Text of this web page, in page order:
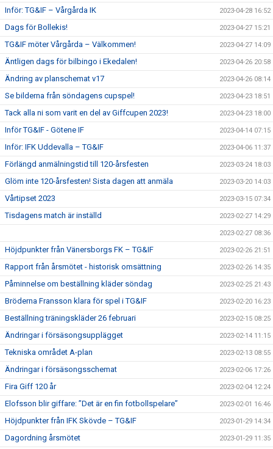
Inför: TG&IF – Vårgårda IK 2023-04-28 16:52
Dags för Bollekis! 2023-04-27 15:21
TG&IF möter Vårgårda – Välkommen! 2023-04-27 14:09
Äntligen dags för bilbingo i Ekedalen! 2023-04-26 20:58
Ändring av planschemat v17 2023-04-26 08:14
Se bilderna från söndagens cupspel! 2023-04-23 18:51
Tack alla ni som varit en del av Giffcupen 2023! 2023-04-23 18:00
Inför TG&IF - Götene IF 2023-04-14 07:15
Inför: IFK Uddevalla – TG&IF 2023-04-06 11:37
Förlängd anmälningstid till 120-årsfesten 2023-03-24 18:03
Glöm inte 120-årsfesten! Sista dagen att anmäla 2023-03-20 14:03
Vårtipset 2023 2023-03-15 07:34
Tisdagens match är inställd 2023-02-27 14:29
2023-02-27 08:36
Höjdpunkter från Vänersborgs FK – TG&IF 2023-02-26 21:51
Rapport från årsmötet - historisk omsättning 2023-02-26 14:35
Påminnelse om beställning kläder söndag 2023-02-25 21:43
Bröderna Fransson klara för spel i TG&IF 2023-02-20 16:23
Beställning träningskläder 26 februari 2023-02-15 08:25
Ändringar i försäsongsupplägget 2023-02-14 11:15
Tekniska området A-plan 2023-02-13 08:55
Ändringar i försäsongsschemat 2023-02-06 17:26
Fira Giff 120 år 2023-02-04 12:24
Elofsson blir giffare: ”Det är en fin fotbollspelare” 2023-02-01 16:46
Höjdpunkter från IFK Skövde – TG&IF 2023-01-29 14:34
Dagordning årsmötet 2023-01-29 11:35